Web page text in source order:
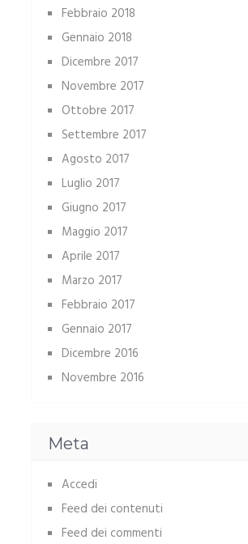
Febbraio 2018
Gennaio 2018
Dicembre 2017
Novembre 2017
Ottobre 2017
Settembre 2017
Agosto 2017
Luglio 2017
Giugno 2017
Maggio 2017
Aprile 2017
Marzo 2017
Febbraio 2017
Gennaio 2017
Dicembre 2016
Novembre 2016
Meta
Accedi
Feed dei contenuti
Feed dei commenti